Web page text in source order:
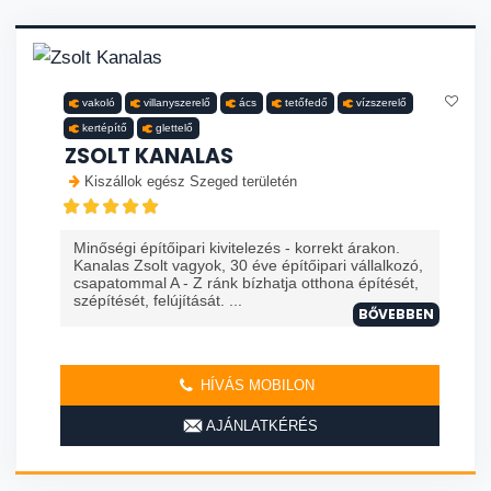
vakoló villanyszerelő ács tetőfedő vízszerelő
kertépítő glettelő
ZSOLT KANALAS
Kiszállok egész Szeged területén
Minőségi építőipari kivitelezés - korrekt árakon.
Kanalas Zsolt vagyok, 30 éve építőipari vállalkozó,
csapatommal A - Z ránk bízhatja otthona építését,
szépítését, felújítását. ...
BŐVEBBEN
HÍVÁS MOBILON
AJÁNLATKÉRÉS